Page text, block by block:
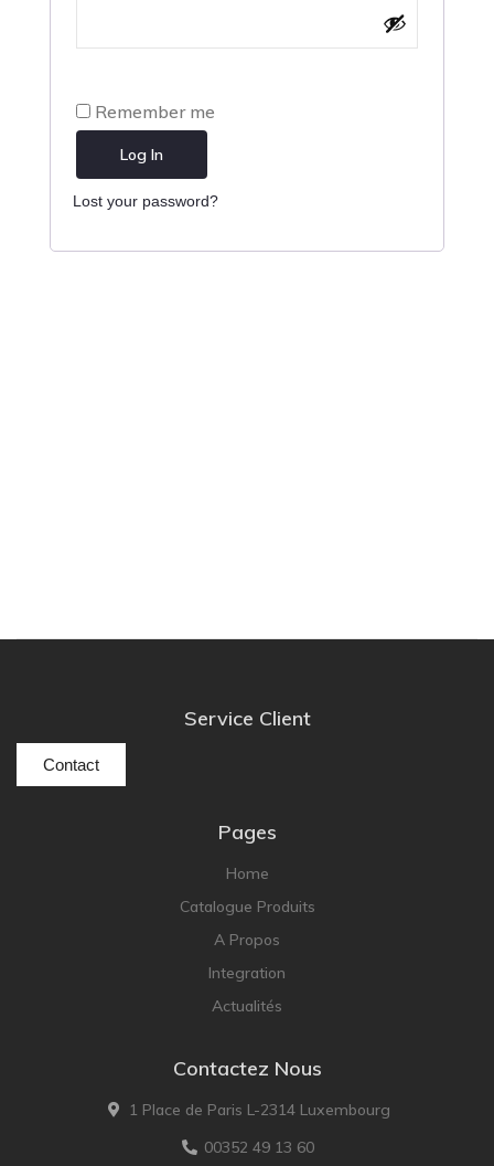
Remember me
Log In
Lost your password?
Service Client
Contact
Pages
Home
Catalogue Produits
A Propos
Integration
Actualités
Contactez Nous
1 Place de Paris L-2314 Luxembourg
00352 49 13 60